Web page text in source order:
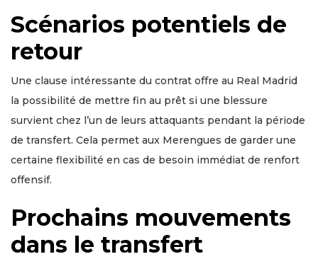
Scénarios potentiels de
retour
Une clause intéressante du contrat offre au Real Madrid
la possibilité de mettre fin au prêt si une blessure
survient chez l’un de leurs attaquants pendant la période
de transfert. Cela permet aux Merengues de garder une
certaine flexibilité en cas de besoin immédiat de renfort
offensif.
Prochains mouvements
dans le transfert